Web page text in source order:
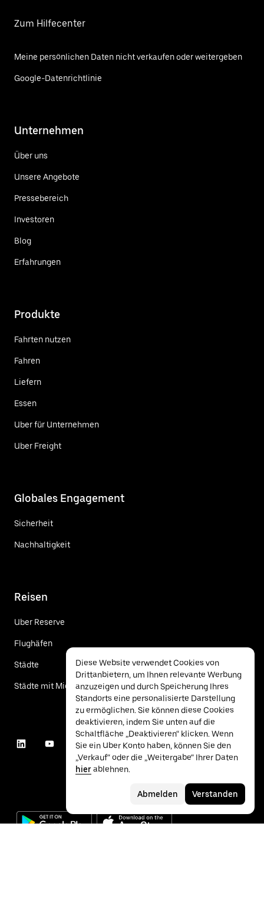
Zum Hilfecenter
Meine persönlichen Daten nicht verkaufen oder weitergeben
Google-Datenrichtlinie
Unternehmen
Über uns
Unsere Angebote
Pressebereich
Investoren
Blog
Erfahrungen
Produkte
Fahrten nutzen
Fahren
Liefern
Essen
Uber für Unternehmen
Uber Freight
Globales Engagement
Sicherheit
Nachhaltigkeit
Reisen
Uber Reserve
Flughäfen
Städte
Städte mit Mietwagen
Diese Website verwendet Cookies von
Drittanbietern, um Ihnen relevante Werbung
anzuzeigen und durch Speicherung Ihres
Standorts eine personalisierte Darstellung
zu ermöglichen. Sie können diese Cookies
deaktivieren, indem Sie unten auf die
Schaltfläche „Deaktivieren“ klicken. Wenn
Sie ein Uber Konto haben, können Sie den
„Verkauf“ oder die „Weitergabe“ Ihrer Daten
hierablehnen.
Abmelden Verstanden